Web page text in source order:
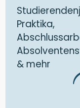
Praktika,
& mehr